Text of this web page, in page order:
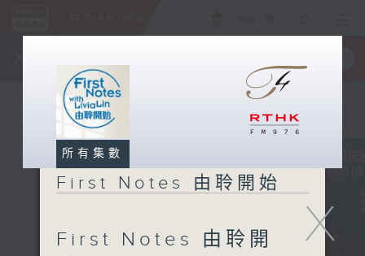
一手掌握 RTHK 電台、電視節目
X
所有集數
First Notes 由聆開始
First Notes 由聆開